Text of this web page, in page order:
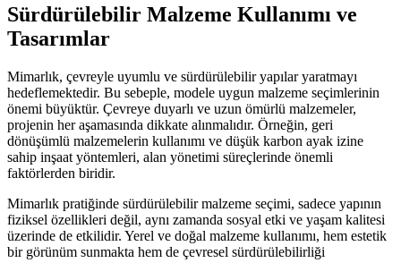
Sürdürülebilir Malzeme Kullanımı ve
Tasarımlar
Mimarlık, çevreyle uyumlu ve sürdürülebilir yapılar yaratmayı
hedeflemektedir. Bu sebeple, modele uygun malzeme seçimlerinin
önemi büyüktür. Çevreye duyarlı ve uzun ömürlü malzemeler,
projenin her aşamasında dikkate alınmalıdır. Örneğin, geri
dönüşümlü malzemelerin kullanımı ve düşük karbon ayak izine
sahip inşaat yöntemleri, alan yönetimi süreçlerinde önemli
faktörlerden biridir.
Mimarlık pratiğinde sürdürülebilir malzeme seçimi, sadece yapının
fiziksel özellikleri değil, aynı zamanda sosyal etki ve yaşam kalitesi
üzerinde de etkilidir. Yerel ve doğal malzeme kullanımı, hem estetik
bir görünüm sunmakta hem de çevresel sürdürülebilirliği